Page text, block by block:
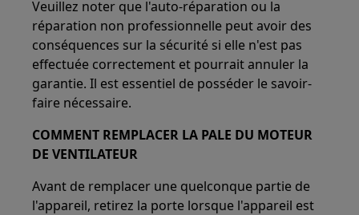
Veuillez noter que l'auto-réparation ou la
réparation non professionnelle peut avoir des
conséquences sur la sécurité si elle n'est pas
effectuée correctement et pourrait annuler la
garantie. Il est essentiel de posséder le savoir-
faire nécessaire.
COMMENT REMPLACER LA PALE DU MOTEUR
DE VENTILATEUR
Avant de remplacer une quelconque partie de
l'appareil, retirez la porte lorsque l'appareil est